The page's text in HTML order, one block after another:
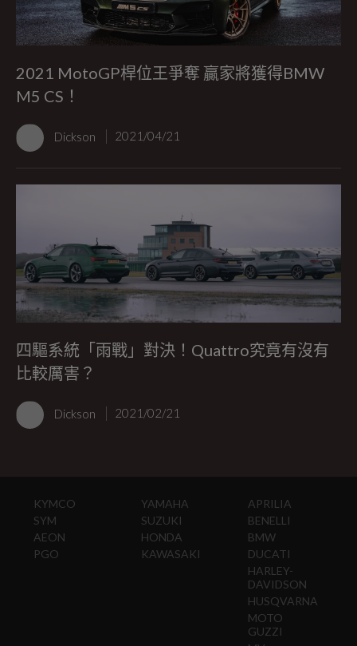
2021 MotoGP桿位王爭奪 贏家將獲得BMW
M5 CS！
Dickson 2021/04/21
四驅系統「雨戰」對決！Quattro究竟有沒有
比較厲害？
Dickson 2021/02/21
KYMCO
SYM
AEON
PGO
YAMAHA
SUZUKI
HONDA
KAWASAKI
APRILIA
BENELLI
BMW
DUCATI
HARLEY-
DAVIDSON
HUSQVARNA
MOTO
GUZZI